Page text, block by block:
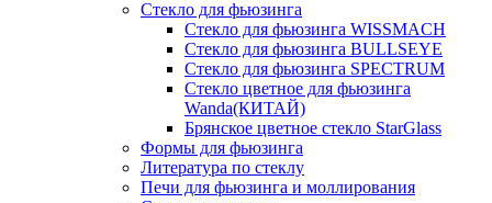
Стекло для фьюзинга
Стекло для фьюзинга WISSMACH
Стекло для фьюзинга BULLSEYE
Стекло для фьюзинга SPECTRUM
Стекло цветное для фьюзинга
Wanda(КИТАЙ)
Брянское цветное стекло StarGlass
Формы для фьюзинга
Литература по стеклу
Печи для фьюзинга и моллирования